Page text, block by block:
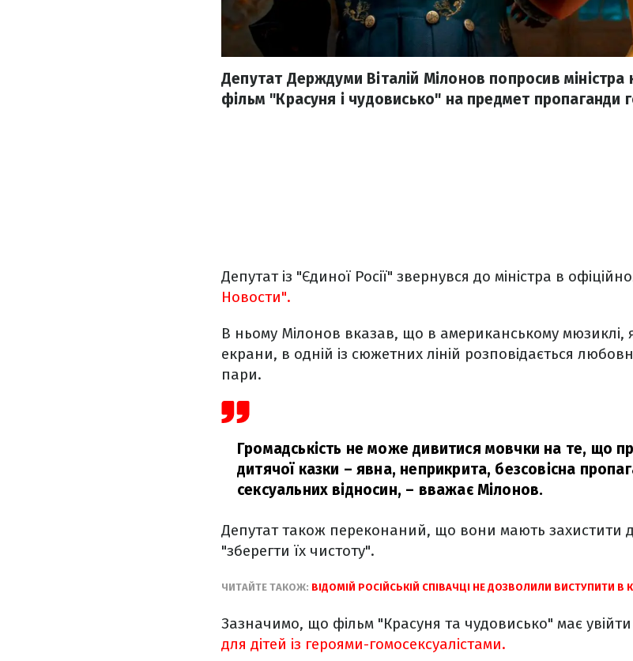
Депутат Держдуми Віталій Мілонов попросив міністра
фільм "Красуня і чудовисько" на предмет пропаганди
Депутат із "Єдиної Росії" звернувся до міністра в
Новости".
В ньому Мілонов вказав, що в американському мюзиклі,
екрани, в одній із сюжетних ліній розповідається
пари.
Громадськість не може дивитися мовчки на те, що
дитячої казки – явна, неприкрита, безсовісна
сексуальних відносин, – вважає Мілонов.
Депутат також переконаний, що вони мають захистити
"зберегти їх чистоту".
ЧИТАЙТЕ ТАКОЖ: ВІДОМІЙ РОСІЙСЬКІЙ СПІВАЧЦІ НЕ ДОЗВОЛИЛИ ВИСТУПИТИ В
Зазначимо, що фільм "Красуня та чудовисько" має увійти
для дітей із героями-гомосексуалістами.